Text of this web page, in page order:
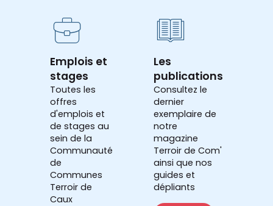
Emplois et
stages
Toutes les
offres
d'emplois et
de stages au
sein de la
Communauté
de
Communes
Terroir de
Caux
Les
publications
Consultez le
dernier
exemplaire de
notre
magazine
Terroir de Com'
ainsi que nos
guides et
dépliants